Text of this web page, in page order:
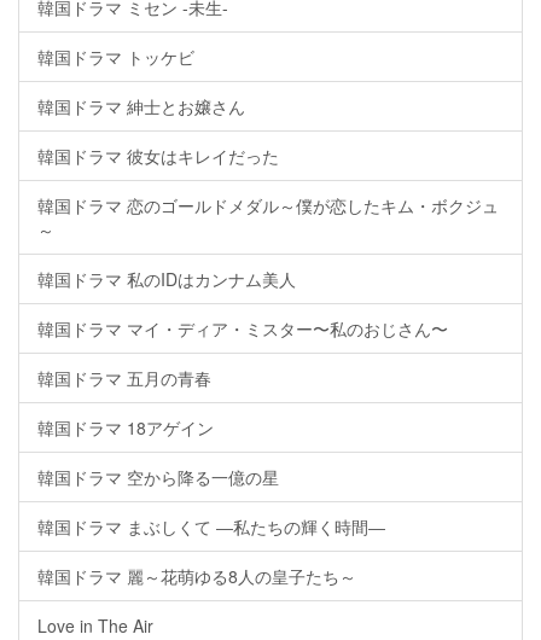
韓国ドラマ ミセン -未生-
韓国ドラマ トッケビ
韓国ドラマ 紳士とお嬢さん
韓国ドラマ 彼女はキレイだった
韓国ドラマ 恋のゴールドメダル～僕が恋したキム・ボクジュ
～
韓国ドラマ 私のIDはカンナム美人
韓国ドラマ マイ・ディア・ミスター〜私のおじさん〜
韓国ドラマ 五月の青春
韓国ドラマ 18アゲイン
韓国ドラマ 空から降る一億の星
韓国ドラマ まぶしくて ―私たちの輝く時間―
韓国ドラマ 麗～花萌ゆる8人の皇子たち～
Love in The Air